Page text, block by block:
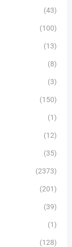
(43)
(100)
(13)
(8)
(3)
(150)
(1)
(12)
(35)
(2373)
(201)
(39)
(1)
(128)